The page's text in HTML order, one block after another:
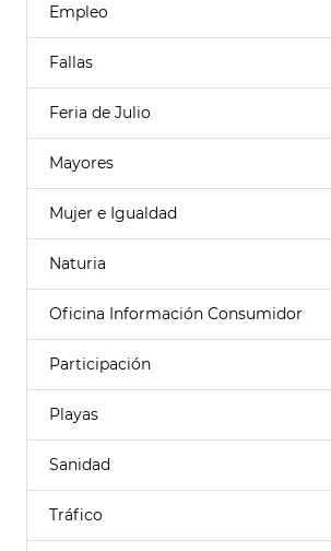
Empleo
Fallas
Feria de Julio
Mayores
Mujer e Igualdad
Naturia
Oficina Información Consumidor
Participación
Playas
Sanidad
Tráfico